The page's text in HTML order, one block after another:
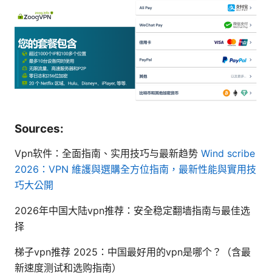
Sources:
Vpn软件：全面指南、实用技巧与最新趋势 Wind scribe
2026：VPN 維護與選購全方位指南，最新性能與實用技
巧大公開
2026年中国大陆vpn推荐：安全稳定翻墙指南与最佳选
择
梯子vpn推荐 2025：中国最好用的vpn是哪个？（含最
新速度测试和选购指南）